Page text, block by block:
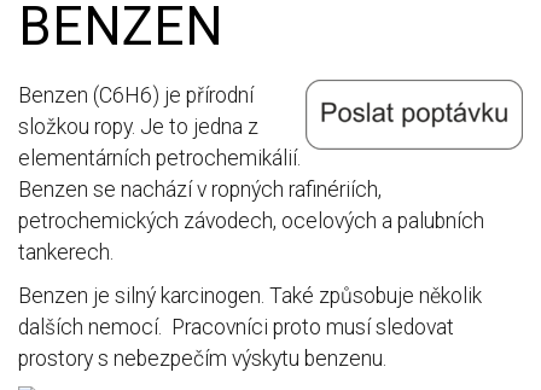
BENZEN
Benzen (C6H6) je přírodní
složkou ropy. Je to jedna z
elementárních petrochemikálií.
Benzen se nachází v ropných rafinériích,
petrochemických závodech, ocelových a palubních
tankerech.
Benzen je silný karcinogen. Také způsobuje několik
dalších nemocí. Pracovníci proto musí sledovat
prostory s nebezpečím výskytu benzenu.